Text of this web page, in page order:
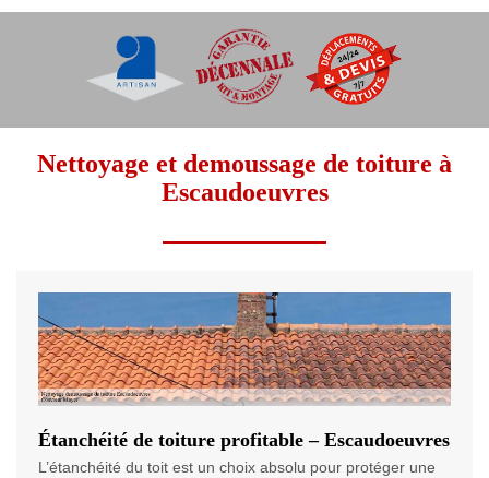
Nettoyage et demoussage de toiture à
Escaudoeuvres
Étanchéité de toiture profitable – Escaudoeuvres
L’étanchéité du toit est un choix absolu pour protéger une